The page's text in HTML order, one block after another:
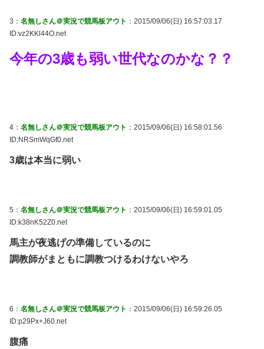
3： 名無しさん＠実況で競馬板アウト ：2015/09/06(日) 16:57:03.17
ID:vz2KKl44O.net
今年の3歳も弱い世代なのかな？？
4： 名無しさん＠実況で競馬板アウト ：2015/09/06(日) 16:58:01.56
ID:NRSmWqGf0.net
3歳は本当に弱い
5： 名無しさん＠実況で競馬板アウト ：2015/09/06(日) 16:59:01.05
ID:k38nK52Z0.net
馬主が夜逃げの準備しているのに
調教師がまともに調教つけるわけないやろ
6： 名無しさん＠実況で競馬板アウト ：2015/09/06(日) 16:59:26.05
ID:p29Px+J60.net
腹痛